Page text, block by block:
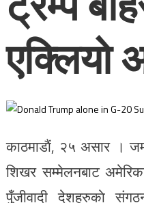
एक्लियो
काठमाडाैं, २५ असार ।
शिखर सम्मेलनबाट
पुँजीवादी देशहरुकाे